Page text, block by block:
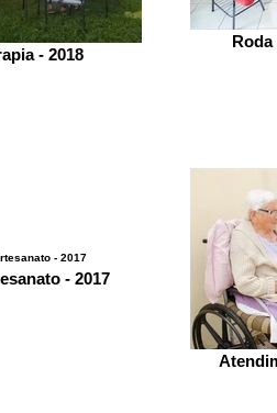
- 2018
Roda
- 2017